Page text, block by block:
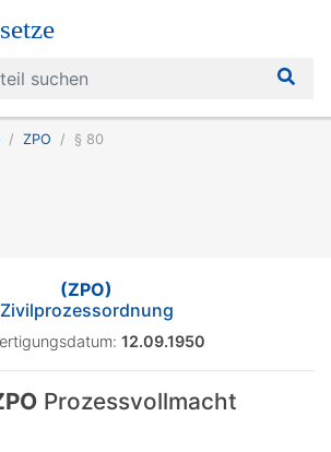
ZPO § 80
(ZPO)
Zivilprozessordnung
12.09.1950
Prozessvollmacht